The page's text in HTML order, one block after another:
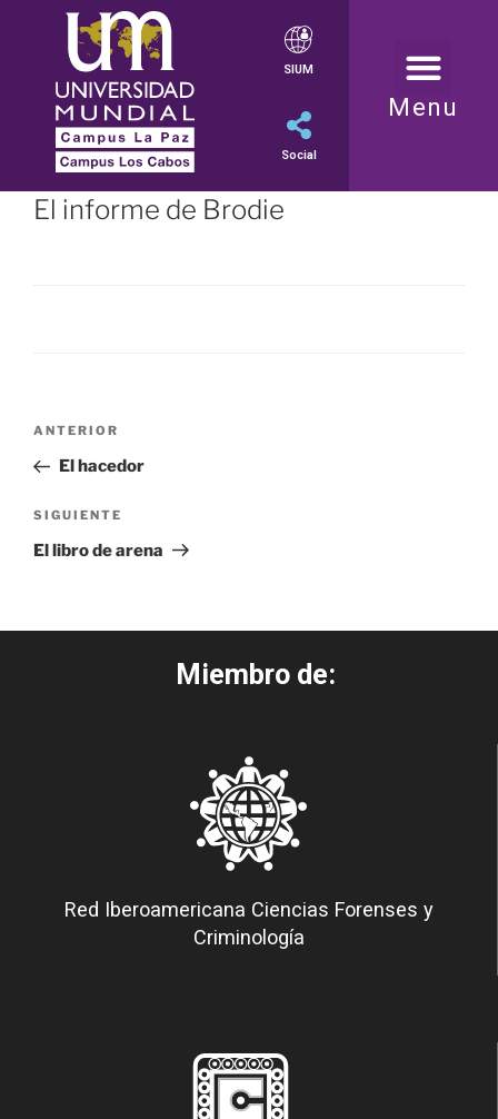
SIUM
Social
Menu
El informe de Brodie
ANTERIOR
El hacedor
SIGUIENTE
El libro de arena
Miembro de:
Red Iberoamericana Ciencias Forenses y
Criminología